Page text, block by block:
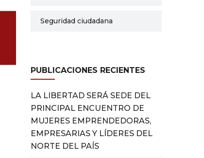
Seguridad ciudadana
PUBLICACIONES RECIENTES
LA LIBERTAD SERÁ SEDE DEL
PRINCIPAL ENCUENTRO DE
MUJERES EMPRENDEDORAS,
EMPRESARIAS Y LÍDERES DEL
NORTE DEL PAÍS